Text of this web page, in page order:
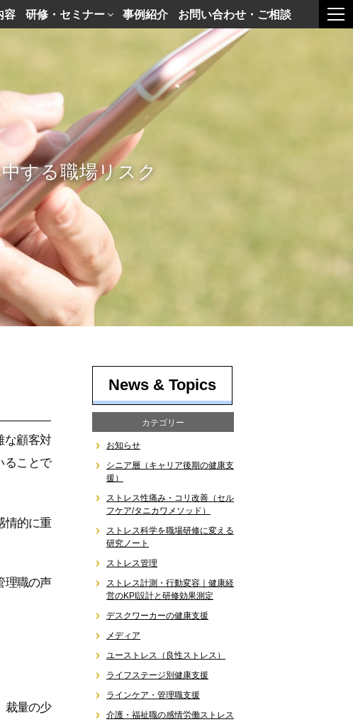
容 研修・セミナー 事例紹介 お問い合わせ・ご相談
する職場リスク
な顧客対
ることで
情的に重
理職の声
裁量の少
News & Topics
カテゴリー
お知らせ
シニア層（キャリア後期の健康支
援）
ストレス性痛み・コリ改善（セル
フケア/タニカワメソッド）
ストレス科学を職場研修に変える
研究ノート
ストレス管理
ストレス計測・行動変容｜健康経
営のKPI設計と研修効果測定
デスクワーカーの健康支援
メディア
ユーストレス（良性ストレス）
ライフステージ別健康支援
ラインケア・管理職支援
介護・福祉職の感情労働ストレス